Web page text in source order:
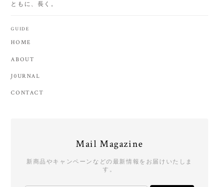
ともに、長く。
GUIDE
HOME
ABOUT
J0URNAL
CONTACT
Mail Magazine
新商品やキャンペーンなどの最新情報をお届けいたしま
す。